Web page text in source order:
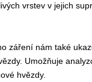
vrstev v jejich
záření nám také
Umožňuje
hvězdy.